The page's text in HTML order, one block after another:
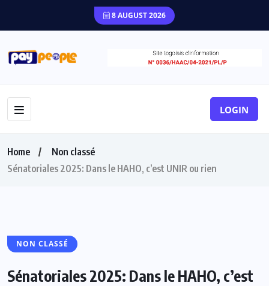
8 AUGUST 2026
LOGIN
Home
Non classé
Sénatoriales 2025: Dans le HAHO, c’est UNIR ou rien
NON CLASSÉ
Sénatoriales 2025: Dans le HAHO, c’est